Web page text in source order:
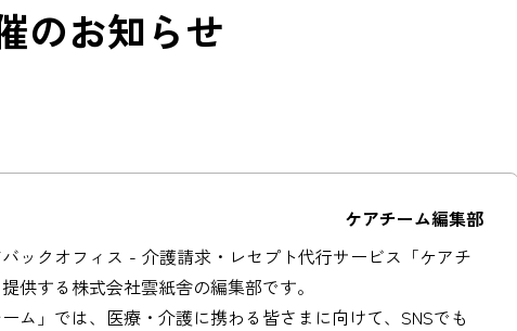
のお知らせ
ケアチーム編集部
ックオフィス - 介護請求・レセプト代行サービス「ケアチ
供する株式会社雲紙舎の編集部です。
ーム」では、医療・介護に携わる皆さまに向けて、SNSでも